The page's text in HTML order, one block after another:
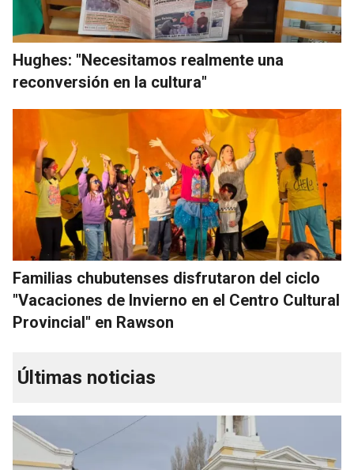
Hughes: "Necesitamos realmente una
reconversión en la cultura"
Familias chubutenses disfrutaron del ciclo
"Vacaciones de Invierno en el Centro Cultural
Provincial" en Rawson
Últimas noticias